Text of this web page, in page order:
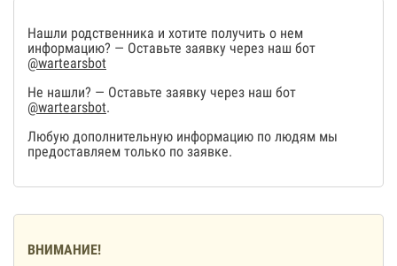
Нашли родственника и хотите получить о нем
информацию? — Оставьте заявку через наш бот
@wartearsbot
Не нашли? — Оставьте заявку через наш бот
@wartearsbot.
Любую дополнительную информацию по людям мы
предоставляем только по заявке.
ВНИМАНИЕ!